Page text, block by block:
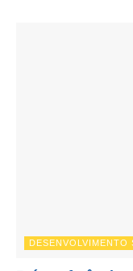
DESENVOLVIMENTO